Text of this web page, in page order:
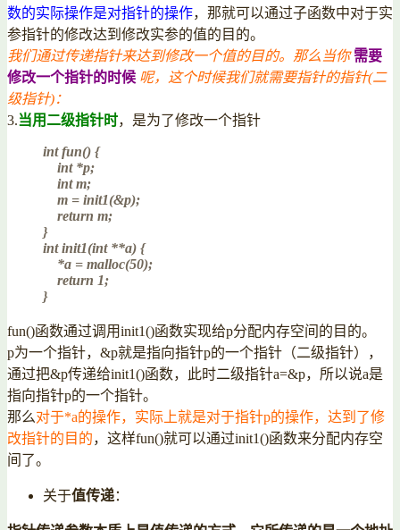
数的实际操作是对指针的操作，那就可以通过子函数中对于实
参指针的修改达到修改实参的值的目的。
我们通过传递指针来达到修改一个值的目的。那么当你需要
修改一个指针的时候 呢，这个时候我们就需要指针的指针(二
级指针)：
3.当用二级指针时，是为了修改一个指针
int fun() {
int *p;
int m;
m = init1(&p);
return m;
}
int init1(int **a) {
*a = malloc(50);
return 1;
}
fun()函数通过调用init1()函数实现给p分配内存空间的目的。
p为一个指针，&p就是指向指针p的一个指针（二级指针），
通过把&p传递给init1()函数，此时二级指针a=&p，所以说a是
指向指针p的一个指针。
那么对于*a的操作，实际上就是对于指针p的操作，达到了修
改指针的目的，这样fun()就可以通过init1()函数来分配内存空
间了。
关于值传递：